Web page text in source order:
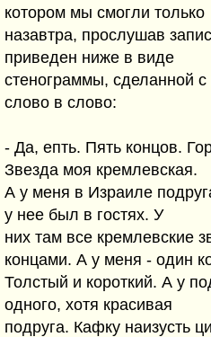
котором мы смогли только
назавтра, прослушав
приведен ниже в виде
стенограммы, сделанной
слово в слово:
- Да, епть. Пять концов.
Звезда моя кремлевская.
А у меня в Израиле
у нее был в гостях. У
них там все кремлевские
концами. А у меня - один
Толстый и короткий. А у
одного, хотя красивая
подруга. Кафку наизусть